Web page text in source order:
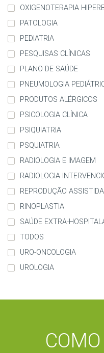
OXIGENOTERAPIA
PATOLOGIA
PEDIATRIA
PESQUISAS CLÍNICAS
PLANO DE SAÚDE
PNEUMOLOGIA
PRODUTOS ALÉRGICOS
PSICOLOGIA CLÍNICA
PSIQUIATRIA
PSQUIATRIA
RADIOLOGIA E IMAGEM
RADIOLOGIA
REPRODUÇÃO ASSISTIDA
RINOPLASTIA
SAÚDE EXTRA-
TODOS
URO-ONCOLOGIA
UROLOGIA
COMO